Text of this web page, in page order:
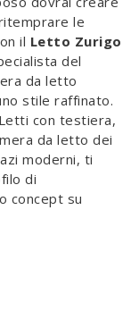
le
il Letto Zurigo
del
da letto
stile raffinato.
con testiera,
da letto dei
moderni, ti
di
concept su